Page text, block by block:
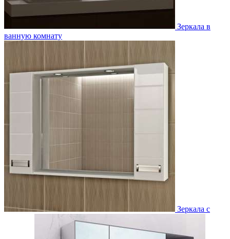
Зеркала в
ванную комнату
Зеркала с